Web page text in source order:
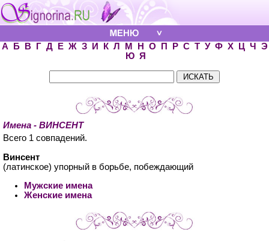
А Б В Г Д Е Ж З И К Л М Н О П Р С Т У Ф Х Ц Ч
Э
Ю Я
Имена - ВИНСЕНТ
Всего 1 совпадений.
Винсент
(латинское) упорный в борьбе, побеждающий
Мужские имена
Женские имена